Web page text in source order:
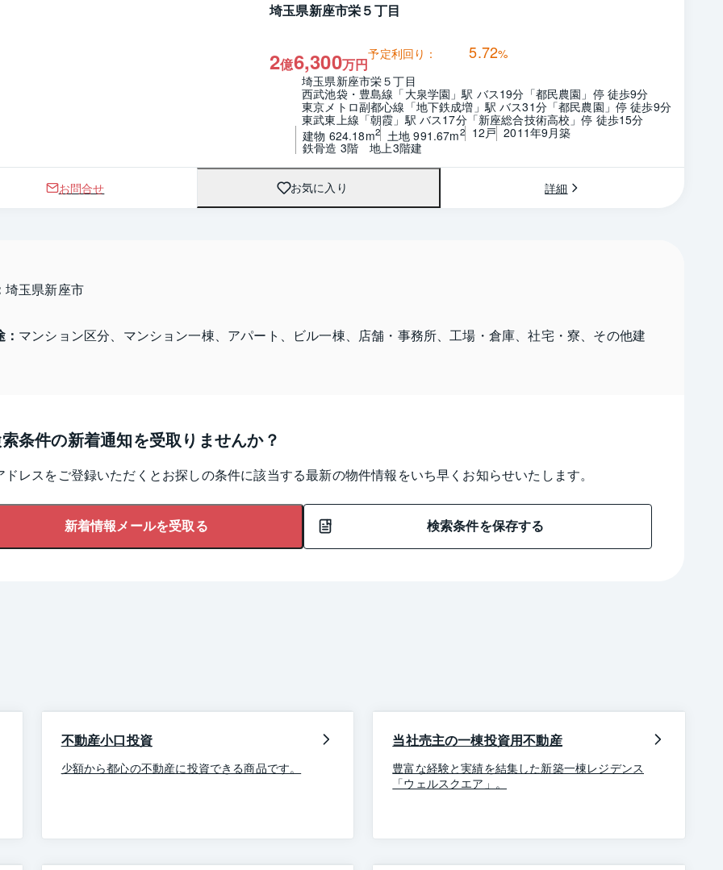
埼玉県新座市栄５丁目
2億6,300万円
予定利回り： 5.72%
埼玉県新座市栄５丁目
西武池袋・豊島線「大泉学園」駅 バス19分「都民農園」停 徒歩9分
東京メトロ副都心線「地下鉄成増」駅 バス31分「都民農園」停 徒歩9分
東武東上線「朝霞」駅 バス17分「新座総合技術高校」停 徒歩15分
建物 624.18m2 土地 991.67m2 12戸 2011年9月築
鉄骨造 3階　地上3階建
お問合せ お気に入り 詳細
埼玉県新座市
マンション区分、マンション一棟、アパート、ビル一棟、店舗・事務所、工場・倉庫、社宅・寮、その他建
条件の新着通知を受取りませんか？
ドレスをご登録いただくとお探しの条件に該当する最新の物件情報をいち早くお知らせいたします。
新着情報メールを受取る 検索条件を保存する
不動産小口投資
少額から都心の不動産に投資できる商品です。
当社売主の一棟投資用不動産
豊富な経験と実績を結集した新築一棟レジデンス
「ウェルスクエア」。